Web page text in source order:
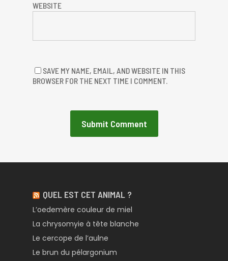
WEBSITE
SAVE MY NAME, EMAIL, AND WEBSITE IN THIS
BROWSER FOR THE NEXT TIME I COMMENT.
QUEL EST CET ANIMAL ?
L’oedemère couleur de miel
La chrysomyie à tête blanche
Le cercope de l’aulne
Le brun du pélargonium